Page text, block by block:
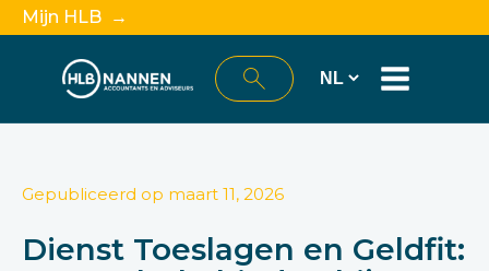
Mijn HLB →
Gepubliceerd op maart 11, 2026
Dienst Toeslagen en Geldfit: